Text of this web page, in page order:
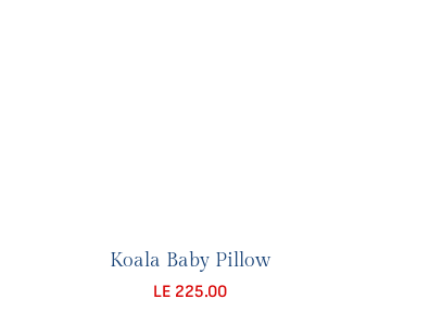
Koala Baby Pillow
LE 225.00